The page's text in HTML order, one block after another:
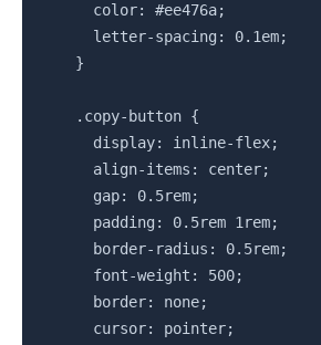
      color: #ee476a;
      letter-spacing: 0.1em;
    }
    .copy-button {
      display: inline-flex;
      align-items: center;
      gap: 0.5rem;
      padding: 0.5rem 1rem;
      border-radius: 0.5rem;
      font-weight: 500;
      border: none;
      cursor: pointer;